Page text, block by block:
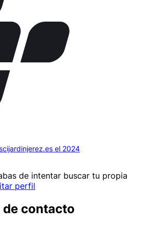
el 2024
de intentar buscar tu propia
perfil
contacto